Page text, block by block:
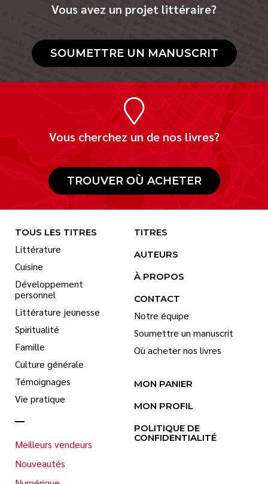
Vous avez un projet littéraire?
SOUMETTRE UN MANUSCRIT
Vous cherchez un de nos livres?
TROUVER OÙ ACHETER
TOUS LES TITRES
Littérature
Cuisine
Développement
personnel
Littérature jeunesse
Spiritualité
Famille
Culture générale
Témoignages
Vie pratique
Meilleurs vendeurs
Nouveautés
TITRES
AUTEURS
À PROPOS
CONTACT
Notre équipe
Soumettre un manuscrit
Où acheter nos livres
MON PANIER
MON PROFIL
POLITIQUE DE
CONFIDENTIALITÉ